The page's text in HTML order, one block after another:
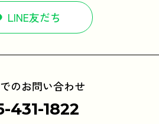
LINE友だち
のお問い合わせ
431-1822